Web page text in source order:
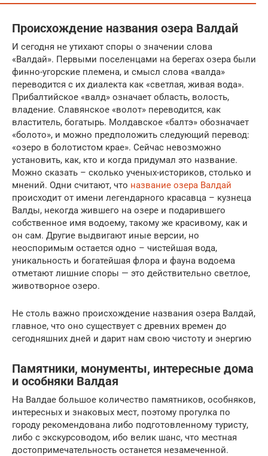
Происхождение названия озера Валдай
И сегодня не утихают споры о значении слова
«Валдай». Первыми поселенцами на берегах озера были
финно-угорские племена, и смысл слова «валда»
переводится с их диалекта как «светлая, живая вода».
Прибалтийское «валд» означает область, волость,
владение. Славянское «волот» переводится, как
властитель, богатырь. Молдавское «балтэ» обозначает
«болото», и можно предположить следующий перевод:
«озеро в болотистом крае». Сейчас невозможно
установить, как, кто и когда придумал это название.
Можно сказать – сколько ученых-историков, столько и
мнений. Одни считают, что название озера Валдай
происходит от имени легендарного красавца – кузнеца
Валды, некогда жившего на озере и подарившего
собственное имя водоему, такому же красивому, как и
он сам. Другие выдвигают иные версии, но
неоспоримым остается одно – чистейшая вода,
уникальность и богатейшая флора и фауна водоема
отметают лишние споры — это действительно светлое,
животворное озеро.
Не столь важно происхождение названия озера Валдай,
главное, что оно существует с древних времен до
сегодняшних дней и дарит нам свою чистоту и энергию
Памятники, монументы, интересные дома
и особняки Валдая
На Валдае большое количество памятников, особняков,
интересных и знаковых мест, поэтому прогулка по
городу рекомендована либо подготовленному туристу,
либо с экскурсоводом, ибо велик шанс, что местная
достопримечательность останется незамеченной.